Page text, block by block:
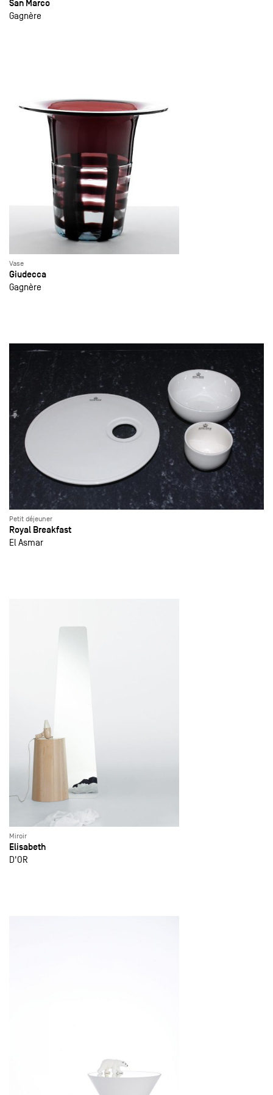
San Marco
Gagnère
Vase
Giudecca
Gagnère
Petit déjeuner
Royal Breakfast
El Asmar
Miroir
Elisabeth
D'OR